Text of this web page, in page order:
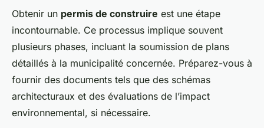
Obtenir un permis de construire est une étape
incontournable. Ce processus implique souvent
plusieurs phases, incluant la soumission de plans
détaillés à la municipalité concernée. Préparez-vous à
fournir des documents tels que des schémas
architecturaux et des évaluations de l’impact
environnemental, si nécessaire.